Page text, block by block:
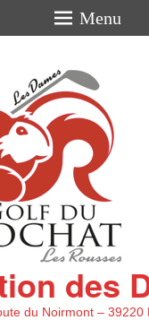
Menu
des
du Noirmont – 39220